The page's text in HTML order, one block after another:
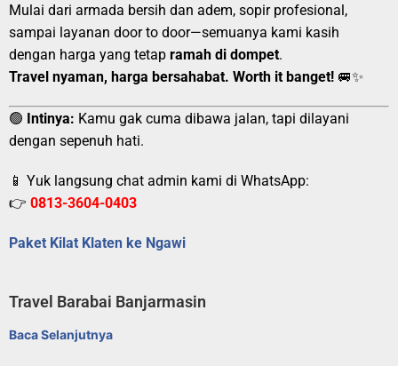
Mulai dari armada bersih dan adem, sopir profesional,
sampai layanan door to door—semuanya kami kasih
dengan harga yang tetap ramah di dompet.
Travel nyaman, harga bersahabat. Worth it banget! 🚐✨
🟢 Intinya: Kamu gak cuma dibawa jalan, tapi dilayani
dengan sepenuh hati.
📱 Yuk langsung chat admin kami di WhatsApp:
👉 0813-3604-0403
Paket Kilat Klaten ke Ngawi
Travel Barabai Banjarmasin
Baca Selanjutnya